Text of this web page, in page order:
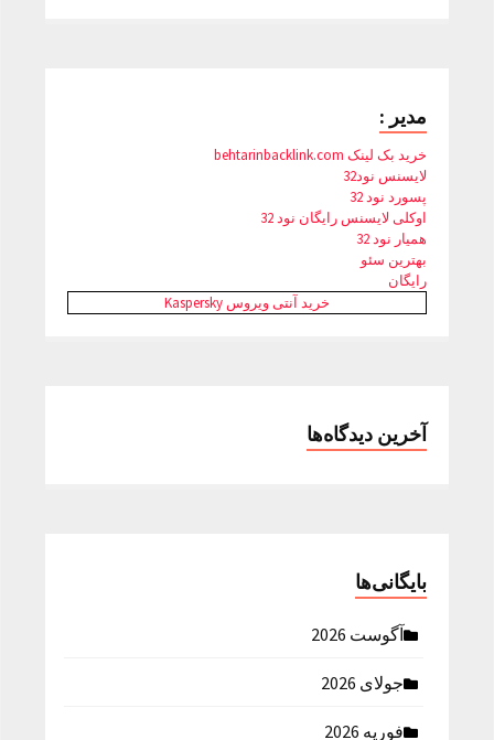
مدیر :
خرید بک لینک behtarinbacklink.com
لایسنس نود32
پسورد نود 32
اوکلی لایسنس رایگان نود 32
همیار نود 32
بهترین سئو
رایگان
خرید آنتی ویروس Kaspersky
آخرین دیدگاه‌ها
بایگانی‌ها
آگوست 2026
جولای 2026
فوریه 2026